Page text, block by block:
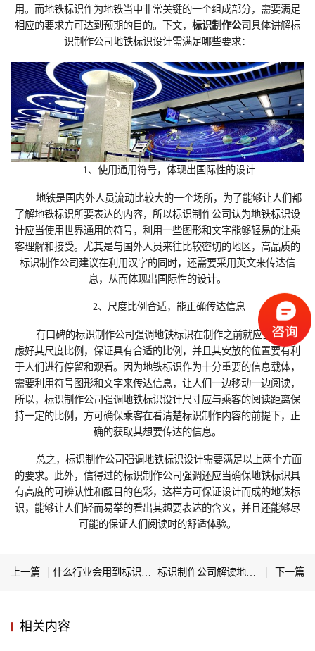
用。而地铁标识作为地铁当中非常关键的一个组成部分，需要满足
相应的要求方可达到预期的目的。下文， 标识制作公司具体讲解标
识制作公司地铁标识设计需满足哪些要求：
1、使用通用符号，体现出国际性的设计
地铁是国内外人员流动比较大的一个场所，为了能够让人们都
了解地铁标识所要表达的内容，所以标识制作公司认为地铁标识设
计应当使用世界通用的符号，利用一些图形和文字能够轻易的让乘
客理解和接受。尤其是与国外人员来往比较密切的地区，高品质的
标识制作公司建议在利用汉字的同时，还需要采用英文来传达信
息，从而体现出国际性的设计。
2、尺度比例合适，能正确传达信息
有口碑的标识制作公司强调地铁标识在制作之前就应当充分考
虑好其尺度比例，保证具有合适的比例，并且其安放的位置要有利
于人们进行停留和观看。因为地铁标识作为十分重要的信息载体，
需要利用符号图形和文字来传达信息，让人们一边移动一边阅读，
所以，标识制作公司强调地铁标识设计尺寸应与乘客的阅读距离保
持一定的比例，方可确保乘客在看清楚标识制作内容的前提下，正
确的获取其想要传达的信息。
总之，标识制作公司强调地铁标识设计需要满足以上两个方面
的要求。此外，信得过的标识制作公司强调还应当确保地铁标识具
有高度的可辨认性和醒目的色彩，这样方可保证设计而成的地铁标
识，能够让人们轻而易举的看出其想要表达的含义，并且还能够尽
可能的保证人们阅读时的舒适体验。
上一篇 什么行业会用到标识信息化系统 标识制作公司解读地铁标识的制作原则 下一篇
相关内容